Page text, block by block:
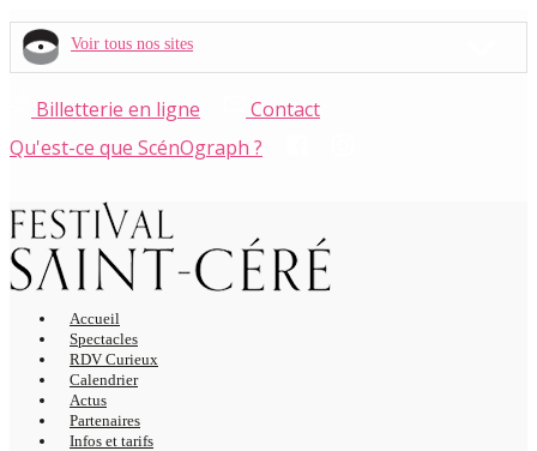
Voir tous nos sites
Billetterie en ligne
Contact
Qu'est-ce que ScénOgraph ?
Accueil
Spectacles
RDV Curieux
Calendrier
Actus
Partenaires
Infos et tarifs